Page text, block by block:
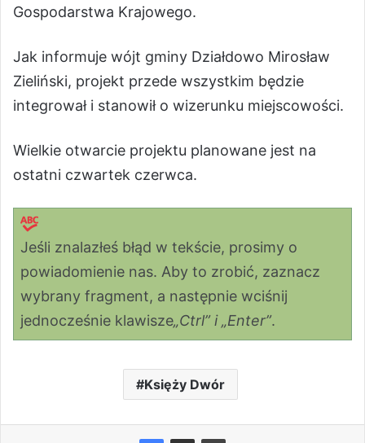
Gospodarstwa Krajowego.
Jak informuje wójt gminy Działdowo Mirosław
Zieliński, projekt przede wszystkim będzie
integrował i stanowił o wizerunku miejscowości.
Wielkie otwarcie projektu planowane jest na
ostatni czwartek czerwca.
Jeśli znalazłeś błąd w tekście, prosimy o
powiadomienie nas. Aby to zrobić, zaznacz
wybrany fragment, a następnie wciśnij
jednocześnie klawisze„Ctrl” i „Enter”.
Księży Dwór